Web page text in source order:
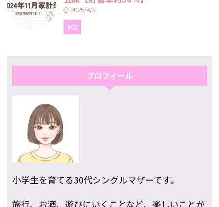
2025/4/5
家計
プロフィール
小学生を育てる30代シングルマザーです。
旅行、お酒、遊びにいくことなど、楽しいことが